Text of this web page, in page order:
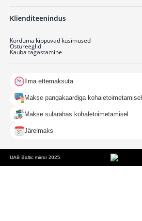
Klienditeenindus
Korduma kippuvad küsimused
Ostu­reeglid
Kauba tagastamine
Ilma ettemaksuta
Makse pangakaardiga kohaletoimetamisel
Makse sularahas kohaletoimetamisel
Järelmaks
UAB Baltic mirror 2025